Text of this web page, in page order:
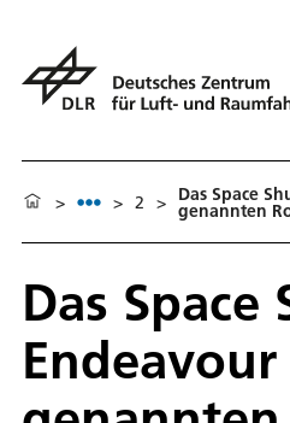
> > 2 > Das Space
genannten
Das Space